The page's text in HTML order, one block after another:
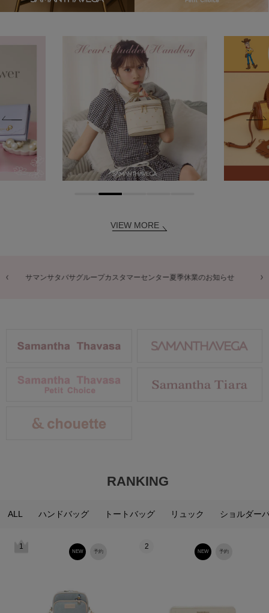
VIEW MORE
商品に関するお詫びとお知らせ
RANKING
ALL ハンドバッグ トートバッグ リュック ショルダー
1
予約
NEW
2
予約
NEW